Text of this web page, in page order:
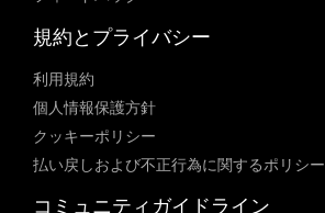
規約とプライバシー
利用規約
個人情報保護方針
クッキーポリシー
払い戻しおよび不正行為に関するポリシー
コミュニティガイドライン